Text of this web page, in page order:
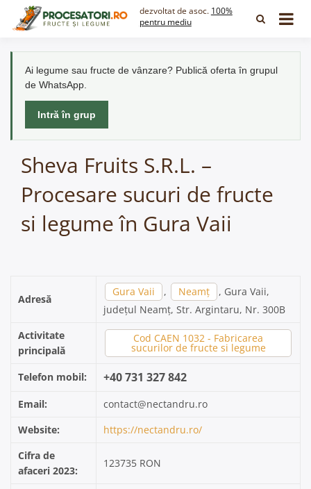
dezvoltat de asoc. 100%
pentru mediu
Ai legume sau fructe de vânzare? Publică oferta în grupul
de WhatsApp.
Intră în grup
Sheva Fruits S.R.L. –
Procesare sucuri de fructe
si legume în Gura Vaii
Adresă
Gura Vaii , Neamț
, Gura Vaii,
județul Neamț, Str. Argintaru, Nr. 300B
Activitate
principală
Cod CAEN 1032 - Fabricarea
sucurilor de fructe si legume
Telefon mobil: +40 731 327 842
Email:
contact@nectandru.ro
Website:
https://nectandru.ro/
Cifra de
afaceri 2023:
123735 RON